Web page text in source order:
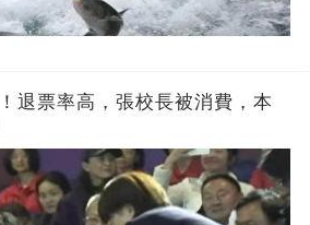
退票率高，張校長被消費，本